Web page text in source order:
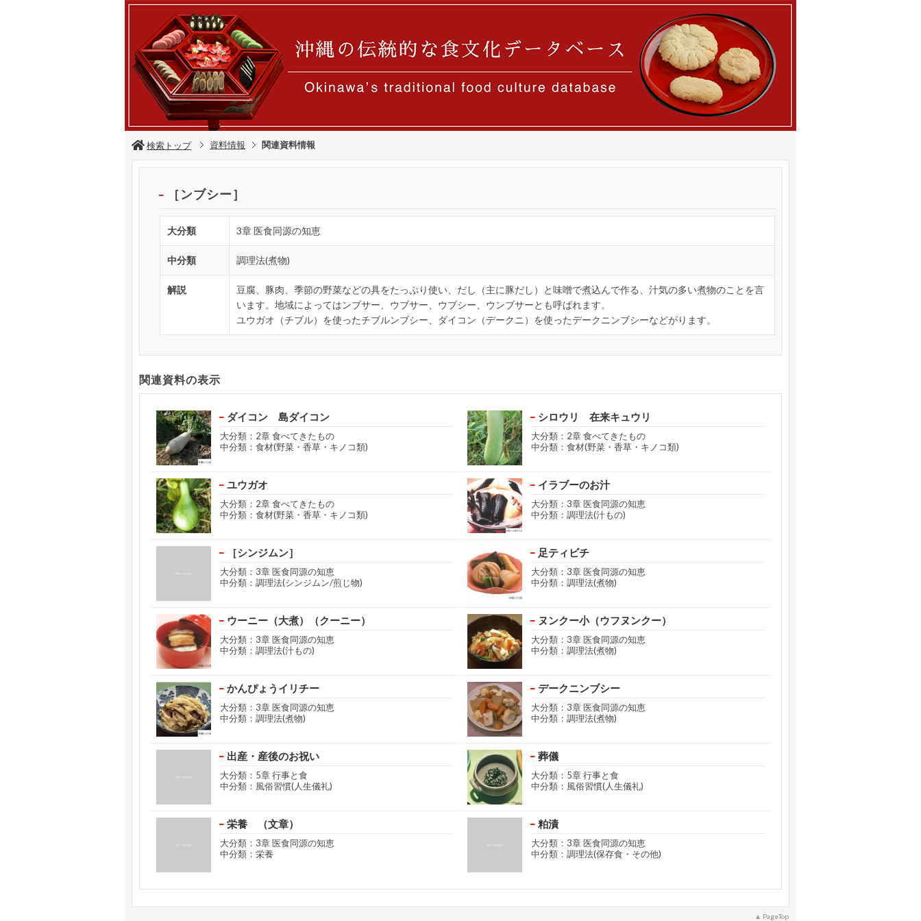
検索トップ 資料情報 関連資料情報
［ンブシー］
大分類 3章 医食同源の知恵
中分類 調理法(煮物)
解説
豆腐、豚肉、季節の野菜などの具をたっぷり使い、だし（主に豚だし）と味噌で煮込んで作る、汁気の多い煮物のことを言
います。地域によってはンブサー、ウブサー、ウブシー、ウンブサーとも呼ばれます。
ユウガオ（チブル）を使ったチブルンブシー、ダイコン（デークニ）を使ったデークニンブシーなどがります。
関連資料の表示
ダイコン 島ダイコン
大分類：2章 食べてきたもの
中分類：食材(野菜・香草・キノコ類)
シロウリ 在来キュウリ
大分類：2章 食べてきたもの
中分類：食材(野菜・香草・キノコ類)
ユウガオ
大分類：2章 食べてきたもの
中分類：食材(野菜・香草・キノコ類)
イラブーのお汁
大分類：3章 医食同源の知恵
中分類：調理法(汁もの)
［シンジムン］
大分類：3章 医食同源の知恵
中分類：調理法(シンジムン/煎じ物)
足ティビチ
大分類：3章 医食同源の知恵
中分類：調理法(煮物)
ウーニー（大煮）（クーニー）
大分類：3章 医食同源の知恵
中分類：調理法(汁もの)
ヌンクー小（ウフヌンクー）
大分類：3章 医食同源の知恵
中分類：調理法(煮物)
かんぴょうイリチー
大分類：3章 医食同源の知恵
中分類：調理法(煮物)
デークニンブシー
大分類：3章 医食同源の知恵
中分類：調理法(煮物)
出産・産後のお祝い
大分類：5章 行事と食
中分類：風俗習慣(人生儀礼)
葬儀
大分類：5章 行事と食
中分類：風俗習慣(人生儀礼)
栄養 （文章）
大分類：3章 医食同源の知恵
中分類：栄養
粕漬
大分類：3章 医食同源の知恵
中分類：調理法(保存食・その他)
PageTop